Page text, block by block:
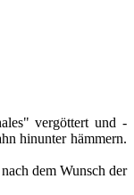
vergöttert und -
hinunter hämmern.
dem Wunsch der